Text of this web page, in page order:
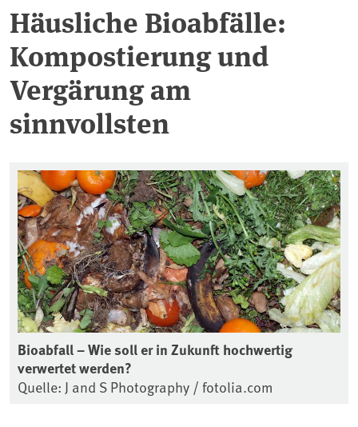
Häusliche Bioabfälle:
Kompostierung und
Vergärung am
sinnvollsten
Bioabfall – Wie soll er in Zukunft hochwertig
verwertet werden?
Quelle: J and S Photography / fotolia.com